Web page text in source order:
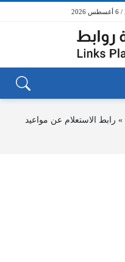
» رابط الاستعلام عن مواعيد